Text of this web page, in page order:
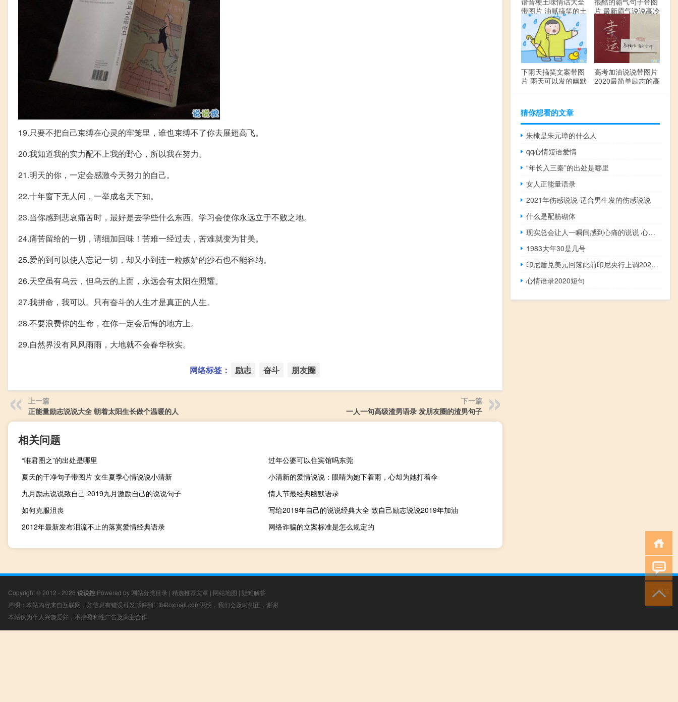
19.只要不把自己束缚在心灵的牢笼里，谁也束缚不了你去展翅高飞。
20.我知道我的实力配不上我的野心，所以我在努力。
21.明天的你，一定会感激今天努力的自己。
22.十年窗下无人问，一举成名天下知。
23.当你感到悲哀痛苦时，最好是去学些什么东西。学习会使你永远立于不败之地。
24.痛苦留给的一切，请细加回味！苦难一经过去，苦难就变为甘美。
25.爱的到可以使人忘记一切，却又小到连一粒嫉妒的沙石也不能容纳。
26.天空虽有乌云，但乌云的上面，永远会有太阳在照耀。
27.我拼命，我可以。只有奋斗的人生才是真正的人生。
28.不要浪费你的生命，在你一定会后悔的地方上。
29.自然界没有风风雨雨，大地就不会春华秋实。
网络标签： 励志 奋斗 朋友圈
上一篇
正能量励志说说大全 朝着太阳生长做个温暖的人
下一篇
一人一句高级渣男语录 发朋友圈的渣男句子
相关问题
“唯君图之”的出处是哪里
过年公婆可以住宾馆吗东莞
夏天的干净句子带图片 女生夏季心情说说小清新
小清新的爱情说说：眼睛为她下着雨，心却为她打着伞
九月励志说说致自己 2019九月激励自己的说说句子
情人节最经典幽默语录
如何克服沮喪
写给2019年自己的说说经典大全 致自己励志说说2019年加油
2012年最新发布泪流不止的落寞爱情经典语录
网络诈骗的立案标准是怎么规定的
带图片 油腻搞笑的土
味情话
片 最新霸气说说高冷
下雨天搞笑文案带图
片 雨天可以发的幽默
高考加油说说带图片
2020最简单励志的高
猜你想看的文章
朱棣是朱元璋的什么人
qq心情短语爱情
“年长入三秦”的出处是哪里
女人正能量语录
2021年伤感说说-适合男生发的伤感说说
什么是配筋砌体
现实总会让人一瞬间感到心痛的说说 心情很低落很现实的心情说说
1983大年30是几号
印尼盾兑美元回落此前印尼央行上调2024年CPI预测
心情语录2020短句
Copyright © 2012 - 2026 说说控 Powered by 网站分类目录 | 精选推荐文章 | 网站地图 | 疑难解答
声明：本站内容来自互联网，如信息有错误可发邮件到f_fb#foxmail.com说明，我们会及时纠正，谢谢
本站仅为个人兴趣爱好，不接盈利性广告及商业合作
小男孩